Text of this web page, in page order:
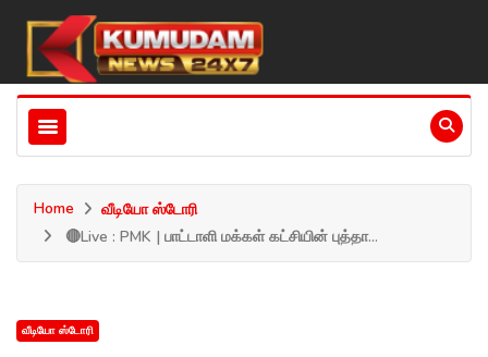
Home
வீடியோ ஸ்டோரி
🔴Live : PMK | பாட்டாளி மக்கள் கட்சியின் புத்தா...
வீடியோ ஸ்டோரி